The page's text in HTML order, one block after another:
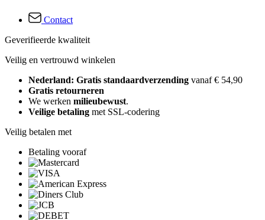
Contact
Geverifieerde kwaliteit
Veilig en vertrouwd winkelen
Nederland: Gratis standaardverzending vanaf € 54,90
Gratis retourneren
We werken milieubewust.
Veilige betaling met SSL-codering
Veilig betalen met
Betaling vooraf